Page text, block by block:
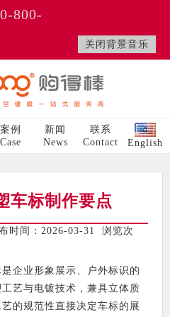
关闭背景音乐
800-
案例
Case
新闻
News
联系
Contact
English
车标制作要点
时间：2026-03-31 浏览次
是企业形象展示、户外标识的
艺与电镀技术，兼具立体质
的规范性直接决定车标的展